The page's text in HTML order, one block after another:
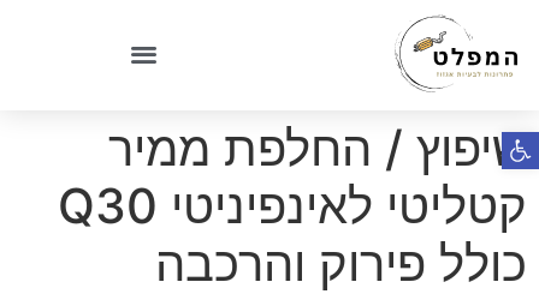
פתח סרגל נגישות
שיפוץ / החלפת ממיר
קטליטי לאינפיניטי Q30
כולל פירוק והרכבה